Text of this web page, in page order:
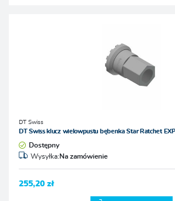
DT Swiss
DT Swiss klucz wielowpustu bębenka Star Ratchet
Dostępny
Wysyłka:Na zamówienie
255,20 zł